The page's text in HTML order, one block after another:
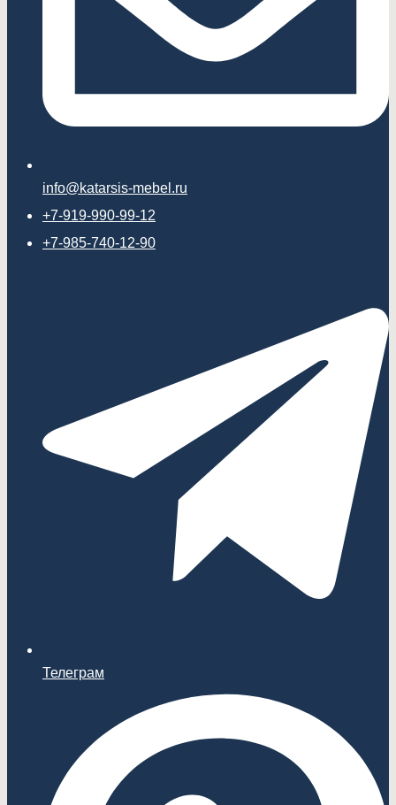
info@katarsis-mebel.ru
+7-919-990-99-12
+7-985-740-12-90
Телеграм